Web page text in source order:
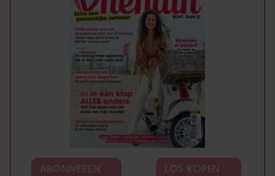
ABONNEREN LOS KOPEN